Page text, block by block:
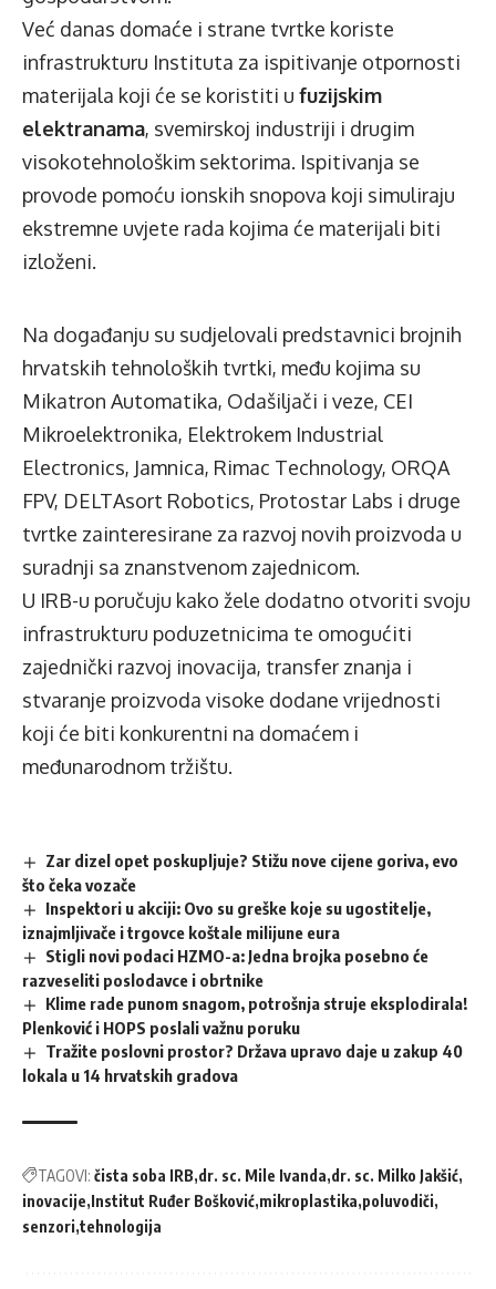
Već danas domaće i strane tvrtke koriste
infrastrukturu Instituta za ispitivanje otpornosti
materijala koji će se koristiti u fuzijskim
elektranama, svemirskoj industriji i drugim
visokotehnološkim sektorima. Ispitivanja se
provode pomoću ionskih snopova koji simuliraju
ekstremne uvjete rada kojima će materijali biti
izloženi.
Na događanju su sudjelovali predstavnici brojnih
hrvatskih tehnoloških tvrtki, među kojima su
Mikatron Automatika, Odašiljači i veze, CEI
Mikroelektronika, Elektrokem Industrial
Electronics, Jamnica, Rimac Technology, ORQA
FPV, DELTAsort Robotics, Protostar Labs i druge
tvrtke zainteresirane za razvoj novih proizvoda u
suradnji sa znanstvenom zajednicom.
U IRB-u poručuju kako žele dodatno otvoriti svoju
infrastrukturu poduzetnicima te omogućiti
zajednički razvoj inovacija, transfer znanja i
stvaranje proizvoda visoke dodane vrijednosti
koji će biti konkurentni na domaćem i
međunarodnom tržištu.
Zar dizel opet poskupljuje? Stižu nove cijene goriva, evo
što čeka vozače
Inspektori u akciji: Ovo su greške koje su ugostitelje,
iznajmljivače i trgovce koštale milijune eura
Stigli novi podaci HZMO-a: Jedna brojka posebno će
razveseliti poslodavce i obrtnike
Klime rade punom snagom, potrošnja struje eksplodirala!
Plenković i HOPS poslali važnu poruku
Tražite poslovni prostor? Država upravo daje u zakup 40
lokala u 14 hrvatskih gradova
TAGOVI: čista soba IRB dr. sc. Mile Ivanda dr. sc. Milko Jakšić
inovacije Institut Ruđer Bošković mikroplastika poluvodiči
senzori tehnologija